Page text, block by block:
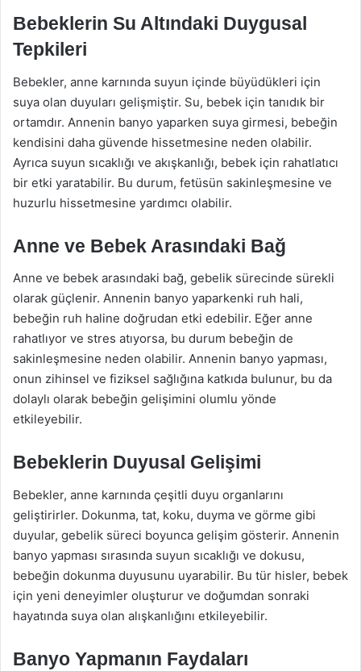
Bebeklerin Su Altındaki Duygusal
Tepkileri
Bebekler, anne karnında suyun içinde büyüdükleri için
suya olan duyuları gelişmiştir. Su, bebek için tanıdık bir
ortamdır. Annenin banyo yaparken suya girmesi, bebeğin
kendisini daha güvende hissetmesine neden olabilir.
Ayrıca suyun sıcaklığı ve akışkanlığı, bebek için rahatlatıcı
bir etki yaratabilir. Bu durum, fetüsün sakinleşmesine ve
huzurlu hissetmesine yardımcı olabilir.
Anne ve Bebek Arasındaki Bağ
Anne ve bebek arasındaki bağ, gebelik sürecinde sürekli
olarak güçlenir. Annenin banyo yaparkenki ruh hali,
bebeğin ruh haline doğrudan etki edebilir. Eğer anne
rahatlıyor ve stres atıyorsa, bu durum bebeğin de
sakinleşmesine neden olabilir. Annenin banyo yapması,
onun zihinsel ve fiziksel sağlığına katkıda bulunur, bu da
dolaylı olarak bebeğin gelişimini olumlu yönde
etkileyebilir.
Bebeklerin Duyusal Gelişimi
Bebekler, anne karnında çeşitli duyu organlarını
geliştirirler. Dokunma, tat, koku, duyma ve görme gibi
duyular, gebelik süreci boyunca gelişim gösterir. Annenin
banyo yapması sırasında suyun sıcaklığı ve dokusu,
bebeğin dokunma duyusunu uyarabilir. Bu tür hisler, bebek
için yeni deneyimler oluşturur ve doğumdan sonraki
hayatında suya olan alışkanlığını etkileyebilir.
Banyo Yapmanın Faydaları